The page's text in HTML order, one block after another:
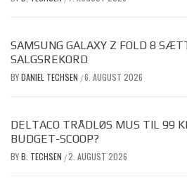
SAMSUNG GALAXY Z FOLD 8
SALGSREKORD
BYDANIEL TECHSEN /6. AUGUST 2026
DELTACO TRÅDLØS MUS TIL 99
BUDGET-SCOOP?
BYB. TECHSEN /2. AUGUST 2026